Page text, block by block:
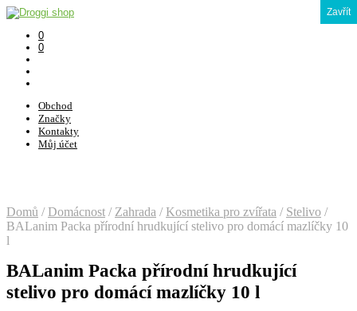
0
0
Obchod
Značky
Kontakty
Můj účet
Domů / Domácnost / Zahrada / Kosmetika pro zvířata / Stelivo /
BALanim Packa přírodní hrudkující stelivo pro domácí mazlíčky 10
l
BALanim Packa přírodní hrudkující
stelivo pro domácí mazlíčky 10 l
Zavřít